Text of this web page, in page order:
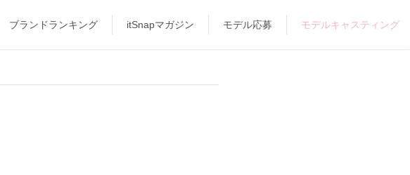
ブランドランキング itSnapマガジン モデル応募 モデルキャスティング